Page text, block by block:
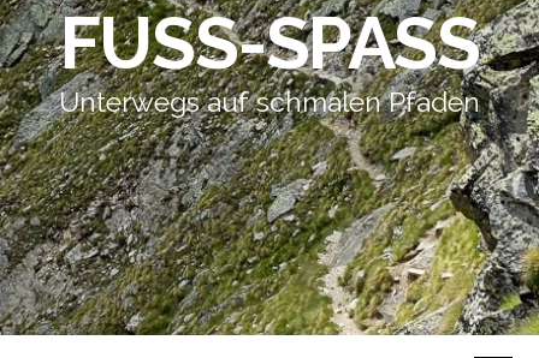
FUSS-SPASS
Unterwegs auf schmalen Pfaden